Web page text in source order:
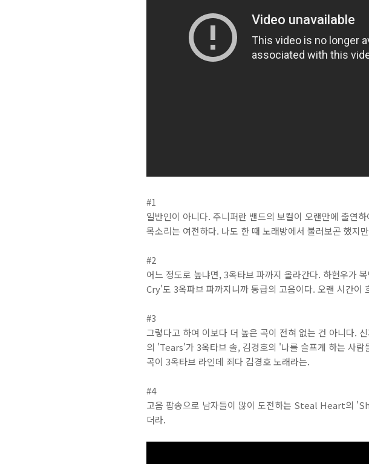
#1
일반인이 아니다. 주니퍼란 밴드의 보컬이 오랜만에 출연
목소리는 여전하다. 나도 한 때 노래방에서 불러보곤 했지
#2
어느 정도로 높냐면, 3옥타브 파까지 올라간다. 하현우가
Cry'도 3옥파브 파까지니까 동급의 고음이다. 오랜 시간이
#3
그렇다고 하여 이보다 더 높은 곡이 전혀 없는 건 아니다.
의 'Tears'가 3옥타브 솔, 김경호의 '나를 슬프게 하는 사
곡이 3옥타브 라인데 죄다 김경호 노래라는.
#4
고음 팝송으로 남자들이 많이 도전하는 Steal Heart의
더라.